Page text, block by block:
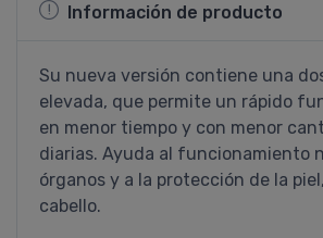
Información de producto
Su nueva versión contiene una
elevada, que permite un rápido
en menor tiempo y con menor
diarias. Ayuda al funcionamiento
órganos y a la protección de la
cabello.